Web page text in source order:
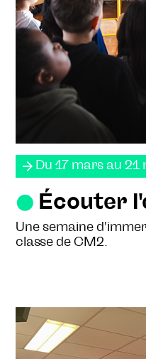
Du 17 mars au 21
Écouter
Une semaine
classe de CM2.